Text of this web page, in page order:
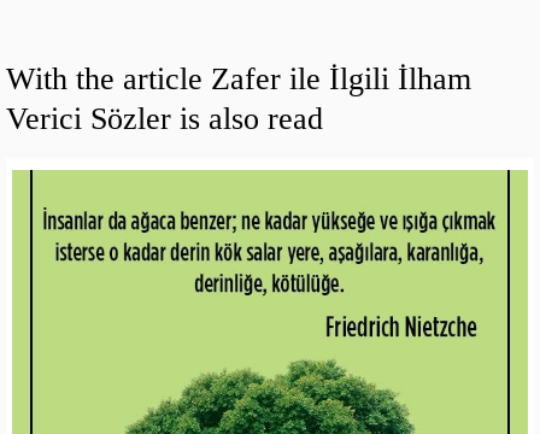
With the article Zafer ile İlgili İlham
Verici Sözler is also read